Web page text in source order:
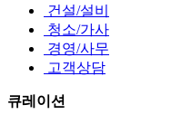
건설/설비
청소/가사
경영/사무
고객상담
큐레이션